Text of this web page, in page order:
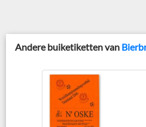
Andere buiketiketten van